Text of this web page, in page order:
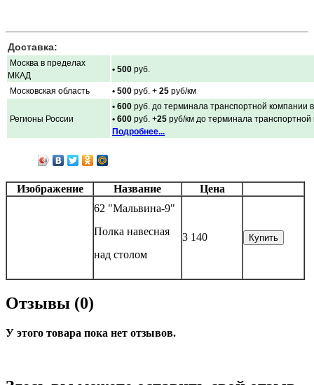
Доставка:
Москва в пределах
МКАД
• 500 руб.
Московская область • 500 руб. + 25 руб/км
Регионы России
• 600 руб. до терминала транспортной компании
• 600 руб. +25 руб/км до терминала
Подробнее...
Изображение Название
Цена
62 "Мальвина-9"
Полка навесная
над столом
3 140 Купить
Отзывы (0)
У этого товара пока нет отзывов.